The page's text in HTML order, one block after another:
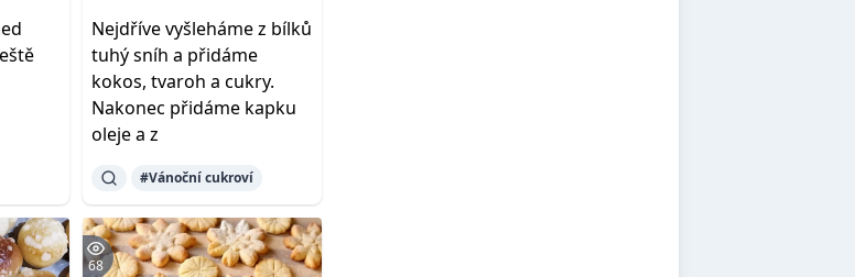
Nejdříve vyšleháme z bílků
tuhý sníh a přidáme
kokos, tvaroh a cukry.
Nakonec přidáme kapku
oleje a z
#Vánoční cukroví
68